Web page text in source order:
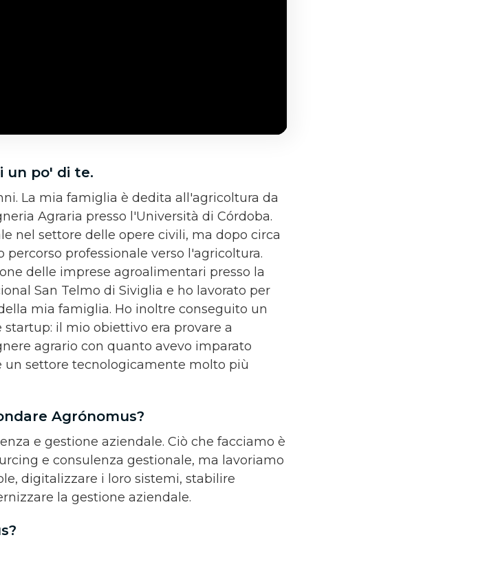
un po' di te.
La mia famiglia è dedita all'agricoltura da
Agraria presso l'Università di Córdoba.
nel settore delle opere civili, ma dopo circa
professionale verso l'agricoltura.
delle imprese agroalimentari presso la
San Telmo di Siviglia e ho lavorato per
mia famiglia. Ho inoltre conseguito un
il mio obiettivo era provare a
agrario con quanto avevo imparato
un settore tecnologicamente molto più
Agrónomus?
e gestione aziendale. Ciò che facciamo è
e consulenza gestionale, ma lavoriamo
digitalizzare i loro sistemi, stabilire
la gestione aziendale.